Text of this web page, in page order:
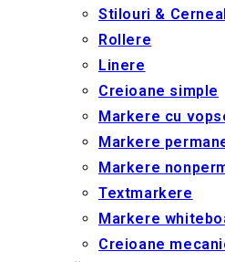
Stilouri &
Rollere
Linere
Creioane simple
Markere cu
Markere
Markere
Textmarkere
Markere
Creioane